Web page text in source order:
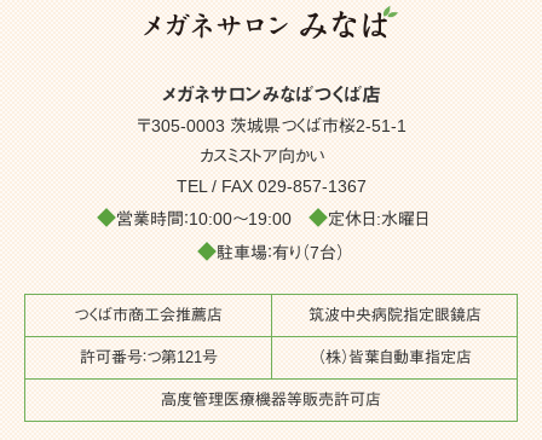
メガネサロンみなばつくば店
〒305-0003 茨城県つくば市桜2-51-1
カスミストア向かい
TEL / FAX 029-857-1367
◆営業時間：10:00～19:00 ◆定休日:水曜日
◆駐車場：有り（7台）
つくば市商工会推薦店 筑波中央病院指定眼鏡店
許可番号：つ第121号 （株）皆葉自動車指定店
高度管理医療機器等販売許可店